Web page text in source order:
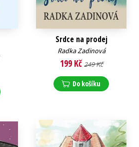
Srdce na prodej
Radka Zadinová
199 Kč 249 Kč
Do košíku